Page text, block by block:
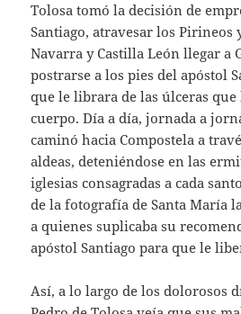
Tolosa tomó la decisión de
Santiago, atravesar los Pirineos
Navarra y Castilla León llegar a
postrarse a los pies del apóstol
que le librara de las úlceras que
cuerpo. Día a día, jornada a
caminó hacia Compostela a
aldeas, deteniéndose en las
iglesias consagradas a cada
de la fotografía de Santa María
a quienes suplicaba su
apóstol Santiago para que le
Así, a lo largo de los dolorosos